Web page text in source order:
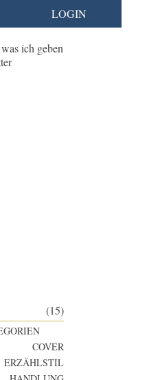
LOGIN
(15)
COVER
ERZÄHLSTIL